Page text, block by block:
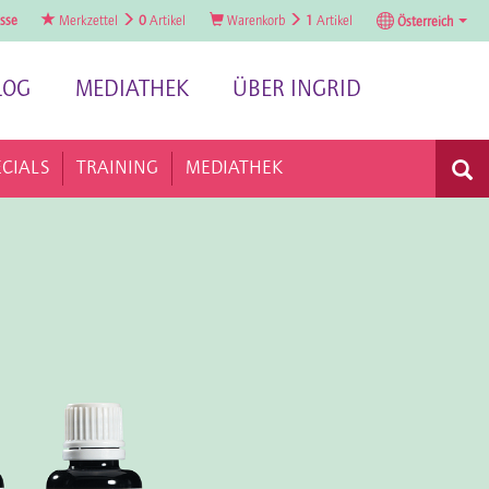
Merkzettel 0 Artikel Warenkorb 1 Artikel Österreich
MEDIATHEK ÜBER INGRID
TRAINING MEDIATHEK